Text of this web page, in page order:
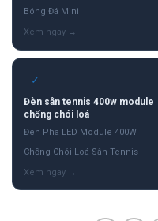
Bóng Đá Mini
✓
Đèn sân tennis 400w module
chống chói loá
Đèn Pha LED Module 400W
Chống Chói Loá Sân Tennis